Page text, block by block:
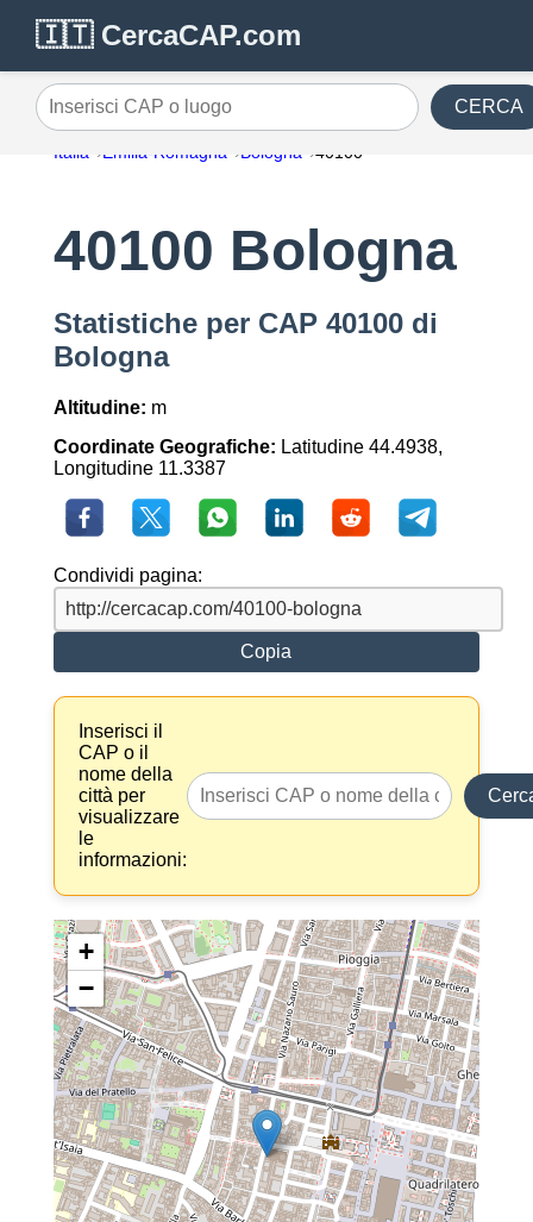
🇮🇹 CercaCAP.com
Inserisci CAP o luogo CERCA
Italia Emilia-Romagna Bologna 40100
40100 Bologna
Statistiche per CAP 40100 di
Bologna
Altitudine: m
Coordinate Geografiche: Latitudine 44.4938,
Longitudine 11.3387
Condividi pagina:
Copia
Inserisci il
CAP o il
nome della
città per
visualizzare
le
informazioni:
+
−